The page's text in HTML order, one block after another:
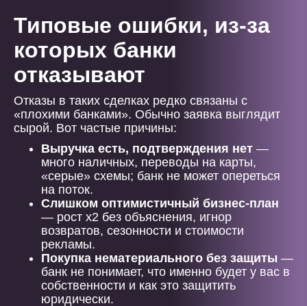
Типовые ошибки, из-за
которых банки
отказывают
Отказы в таких сделках редко связаны с
«плохими банками». Обычно заявка выглядит
сырой. Вот частые причины:
Выручка есть, подтверждения нет —
много наличных, переводы на карты,
«серые» схемы; банк не может опереться
на поток.
Слишком оптимистичный бизнес-план
— рост x2 без объяснения, игнор
возвратов, сезонности и стоимости
рекламы.
Покупка нематериального без защиты —
банк не понимает, что именно будет у вас в
собственности и как это защитить
юридически.